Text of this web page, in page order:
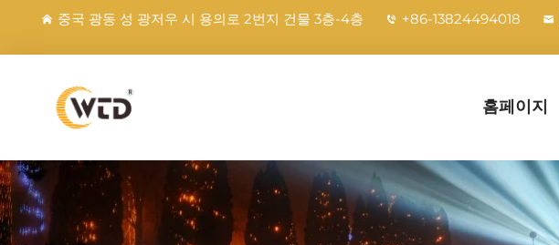
중국 광동 성 광저우 시 용의로 2번지 건물 3층-4층 +86-13824494018
홈페이지